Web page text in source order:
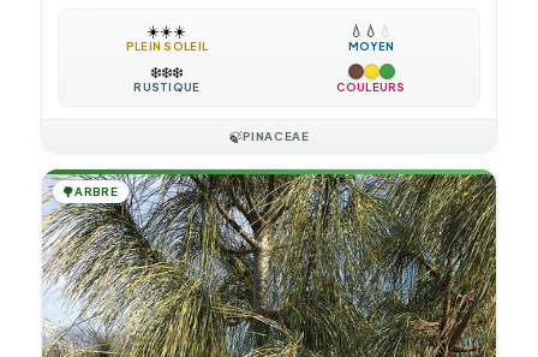
☀️☀️☀️
PLEIN SOLEIL
💧 💧 💧
MOYEN
❄️❄️❄️
RUSTIQUE COULEURS
🍃PINACEAE
🌳ARBRE